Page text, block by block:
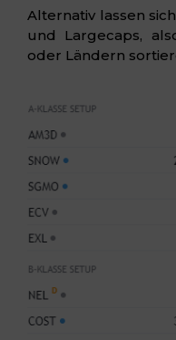
Alternativ lassen
und Largecaps,
oder Ländern